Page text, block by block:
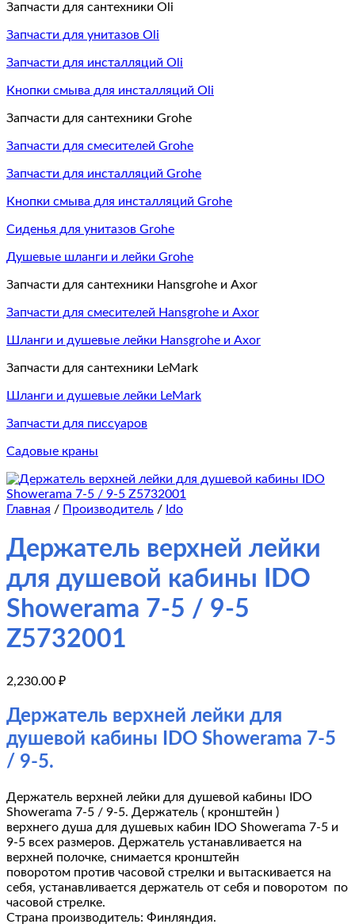
Запчасти для сантехники Oli
Запчасти для унитазов Oli
Запчасти для инсталляций Oli
Кнопки смыва для инсталляций Oli
Запчасти для сантехники Grohe
Запчасти для смесителей Grohe
Запчасти для инсталляций Grohe
Кнопки смыва для инсталляций Grohe
Сиденья для унитазов Grohe
Душевые шланги и лейки Grohe
Запчасти для сантехники Hansgrohe и Axor
Запчасти для смесителей Hansgrohe и Axor
Шланги и душевые лейки Hansgrohe и Axor
Запчасти для сантехники LeMark
Шланги и душевые лейки LeMark
Запчасти для писсуаров
Садовые краны
Главная / Производитель / Ido
Держатель верхней лейки
для душевой кабины IDO
Showerama 7-5 / 9-5
Z5732001
2,230.00 ₽
Держатель верхней лейки для
душевой кабины IDO Showerama 7-5
/ 9-5.
Держатель верхней лейки для душевой кабины IDO
Showerama 7-5 / 9-5. Держатель ( кронштейн )
верхнего душа для душевых кабин IDO Showerama 7-5 и
9-5 всех размеров. Держатель устанавливается на
верхней полочке, снимается кронштейн
поворотом против часовой стрелки и вытаскивается на
себя, устанавливается держатель от себя и поворотом по
часовой стрелке.
Страна производитель: Финляндия.